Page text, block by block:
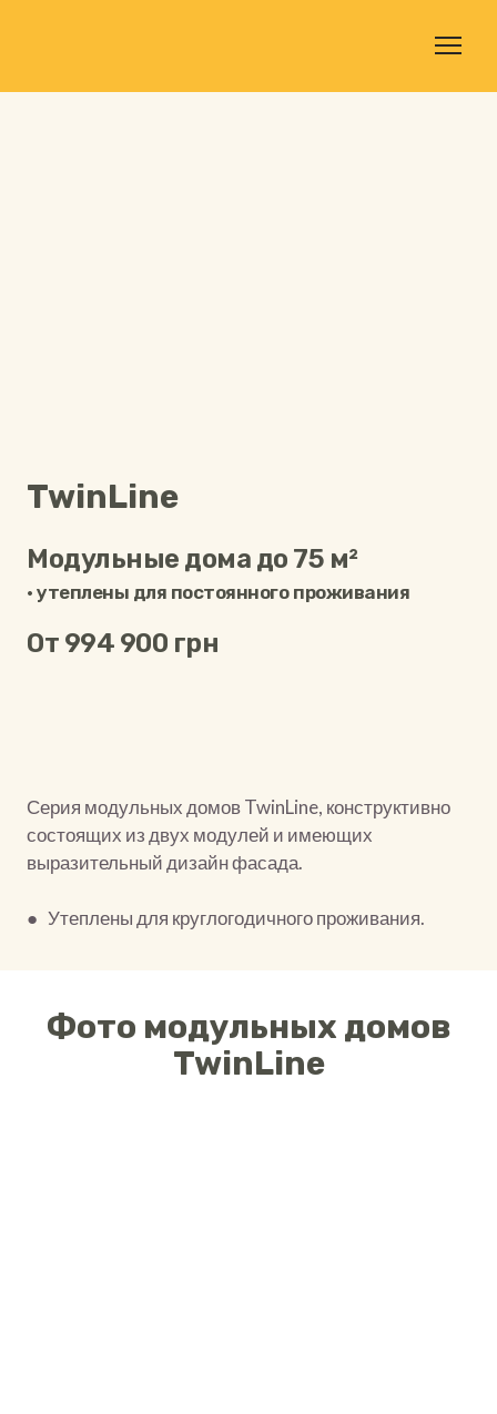
TwinLine
Модульные дома до 75 м²
• утеплены для постоянного проживания
От 994 900 грн
Серия модульных домов TwinLine, конструктивно
состоящих из двух модулей и имеющих
выразительный дизайн фасада.
● Утеплены для круглогодичного проживания.
Фото модульных домов
TwinLine